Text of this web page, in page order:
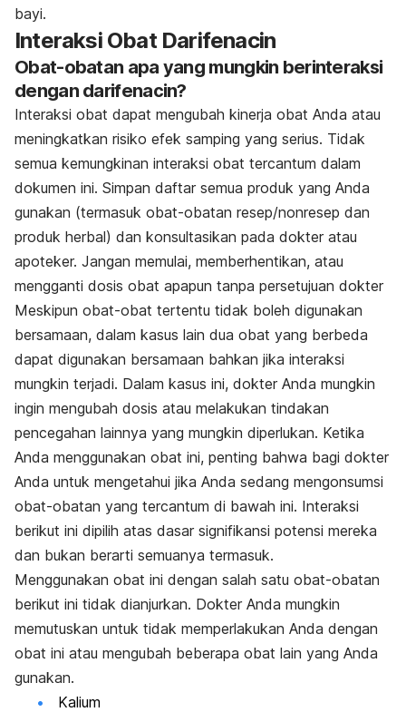
bayi.
Interaksi Obat Darifenacin
Obat-obatan apa yang mungkin berinteraksi
dengan darifenacin?
Interaksi obat dapat mengubah kinerja obat Anda atau
meningkatkan risiko efek samping yang serius. Tidak
semua kemungkinan interaksi obat tercantum dalam
dokumen ini. Simpan daftar semua produk yang Anda
gunakan (termasuk obat-obatan resep/nonresep dan
produk herbal) dan konsultasikan pada dokter atau
apoteker. Jangan memulai, memberhentikan, atau
mengganti dosis obat apapun tanpa persetujuan dokter
Meskipun obat-obat tertentu tidak boleh digunakan
bersamaan, dalam kasus lain dua obat yang berbeda
dapat digunakan bersamaan bahkan jika interaksi
mungkin terjadi. Dalam kasus ini, dokter Anda mungkin
ingin mengubah dosis atau melakukan tindakan
pencegahan lainnya yang mungkin diperlukan. Ketika
Anda menggunakan obat ini, penting bahwa bagi dokter
Anda untuk mengetahui jika Anda sedang mengonsumsi
obat-obatan yang tercantum di bawah ini. Interaksi
berikut ini dipilih atas dasar signifikansi potensi mereka
dan bukan berarti semuanya termasuk.
Menggunakan obat ini dengan salah satu obat-obatan
berikut ini tidak dianjurkan. Dokter Anda mungkin
memutuskan untuk tidak memperlakukan Anda dengan
obat ini atau mengubah beberapa obat lain yang Anda
gunakan.
Kalium